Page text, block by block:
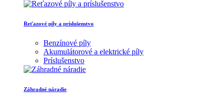
Reťazové píly a príslušenstvo
Benzínové píly
Akumulátorové a elektrické píly
Príslušenstvo
Záhradné náradie